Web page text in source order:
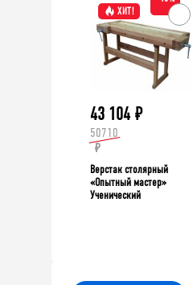
ХИТ!
43 104 ₽
50710
₽
Верстак столярный
«Опытный мастер»
Ученический